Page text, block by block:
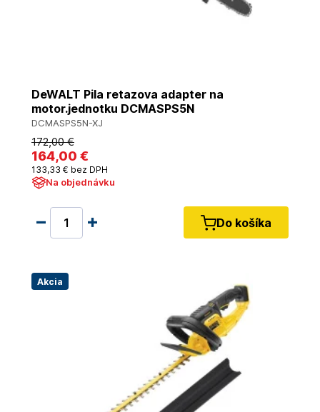
DeWALT Pila retazova adapter na
motor.jednotku DCMASPS5N
DCMASPS5N-XJ
172,00 €
164,00 €
133,33 € bez DPH
Na objednávku
Do košíka
Akcia